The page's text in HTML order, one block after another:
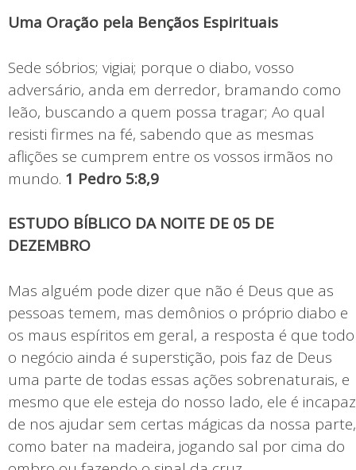
Uma Oração pela Bençãos Espirituais
Sede sóbrios; vigiai; porque o diabo, vosso
adversário, anda em derredor, bramando como
leão, buscando a quem possa tragar; Ao qual
resisti firmes na fé, sabendo que as mesmas
aflições se cumprem entre os vossos irmãos no
mundo. 1 Pedro 5:8,9
ESTUDO BÍBLICO DA NOITE DE 05 DE
DEZEMBRO
Mas alguém pode dizer que não é Deus que as
pessoas temem, mas demônios o próprio diabo e
os maus espíritos em geral, a resposta é que todo
o negócio ainda é superstição, pois faz de Deus
uma parte de todas essas ações sobrenaturais, e
mesmo que ele esteja do nosso lado, ele é incapaz
de nos ajudar sem certas mágicas da nossa parte,
como bater na madeira, jogando sal por cima do